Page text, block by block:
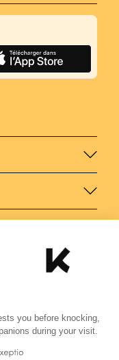
you before knocking,
during your visit.